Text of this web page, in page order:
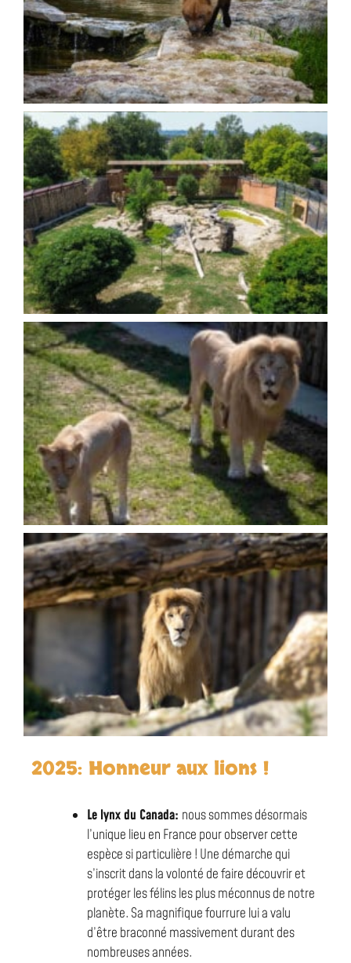
2025: Honneur aux lions !
Le lynx du Canada: nous sommes désormais
l’unique lieu en France pour observer cette
espèce si particulière ! Une démarche qui
s’inscrit dans la volonté de faire découvrir et
protéger les félins les plus méconnus de notre
planète. Sa magnifique fourrure lui a valu
d’être braconné massivement durant des
nombreuses années.